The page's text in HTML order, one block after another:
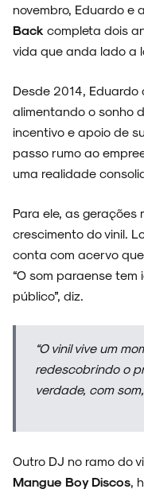
novembro, Eduardo e
Back completa dois
vida que anda lado a
Desde 2014, Eduardo
alimentando o sonho
incentivo e apoio de
passo rumo ao
uma realidade
Para ele, as gerações
crescimento do vinil.
conta com acervo
“O som paraense
público”, diz.
“O vinil vive um
redescobrindo o
verdade, com
Outro DJ no ramo do
Mangue Boy Discos ,